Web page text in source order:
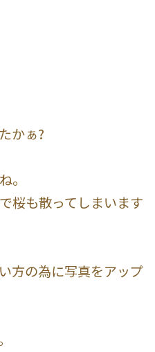
かぁ?
。
桜も散ってしまいます
方の為に写真をアップ